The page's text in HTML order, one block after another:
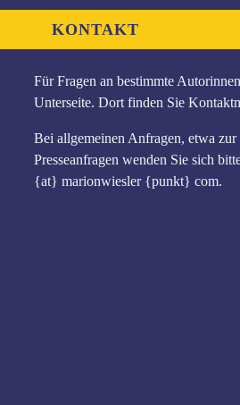
KONTAKT
Für Fragen an bestimmte
Unterseite. Dort finden Sie
Bei allgemeinen Anfragen, etwa
Presseanfragen wenden Sie sich
{at} marionwiesler {punkt} com.